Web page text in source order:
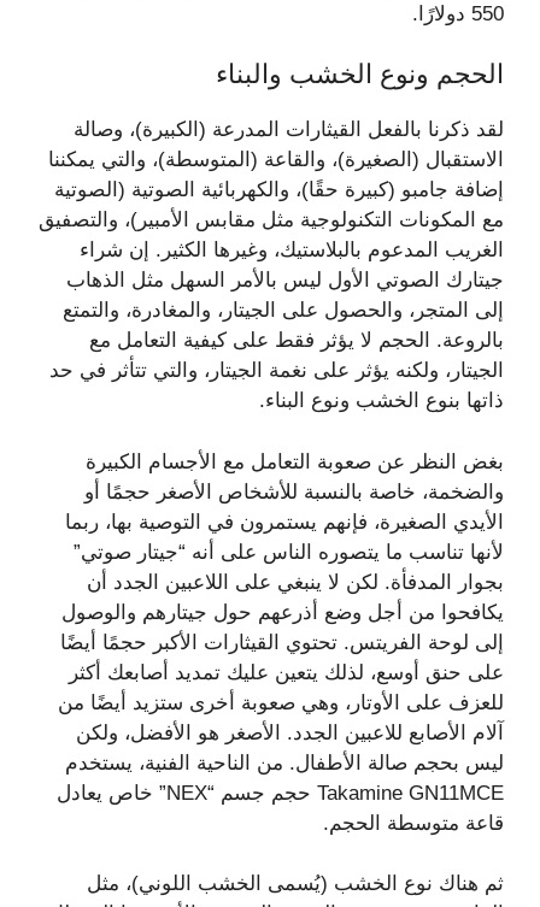
550 دولارًا.
الحجم ونوع الخشب والبناء
لقد ذكرنا بالفعل القيثارات المدرعة (الكبيرة)، وصالة
الاستقبال (الصغيرة)، والقاعة (المتوسطة)، والتي يمكننا
إضافة جامبو (كبيرة حقًا)، والكهربائية الصوتية (الصوتية
مع المكونات التكنولوجية مثل مقابس الأمبير)، والتصفيق
الغريب المدعوم بالبلاستيك، وغيرها الكثير. إن شراء
جيتارك الصوتي الأول ليس بالأمر السهل مثل الذهاب
إلى المتجر، والحصول على الجيتار، والمغادرة، والتمتع
بالروعة. الحجم لا يؤثر فقط على كيفية التعامل مع
الجيتار، ولكنه يؤثر على نغمة الجيتار، والتي تتأثر في حد
ذاتها بنوع الخشب ونوع البناء.
بغض النظر عن صعوبة التعامل مع الأجسام الكبيرة
والضخمة، خاصة بالنسبة للأشخاص الأصغر حجمًا أو
الأيدي الصغيرة، فإنهم يستمرون في التوصية بها، ربما
لأنها تناسب ما يتصوره الناس على أنه “جيتار صوتي”
بجوار المدفأة. لكن لا ينبغي على اللاعبين الجدد أن
يكافحوا من أجل وضع أذرعهم حول جيتارهم والوصول
إلى لوحة الفريتس. تحتوي القيثارات الأكبر حجمًا أيضًا
على حنق أوسع، لذلك يتعين عليك تمديد أصابعك أكثر
للعزف على الأوتار، وهي صعوبة أخرى ستزيد أيضًا من
آلام الأصابع للاعبين الجدد. الأصغر هو الأفضل، ولكن
ليس بحجم صالة الأطفال. من الناحية الفنية، يستخدم
Takamine GN11MCE حجم جسم “NEX” خاص يعادل
قاعة متوسطة الحجم.
ثم هناك نوع الخشب (يُسمى الخشب اللوني)، مثل